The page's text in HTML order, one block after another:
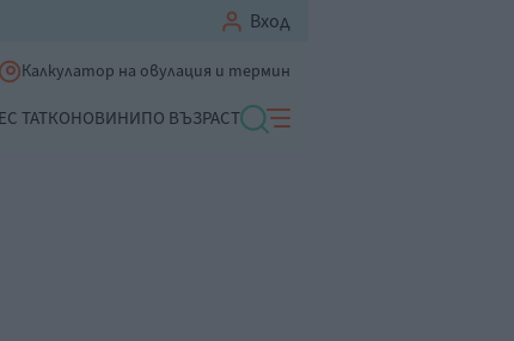
Вход
Калкулатор на овулация и термин
С ТАТКОНОВИНИПО ВЪЗРАСТ